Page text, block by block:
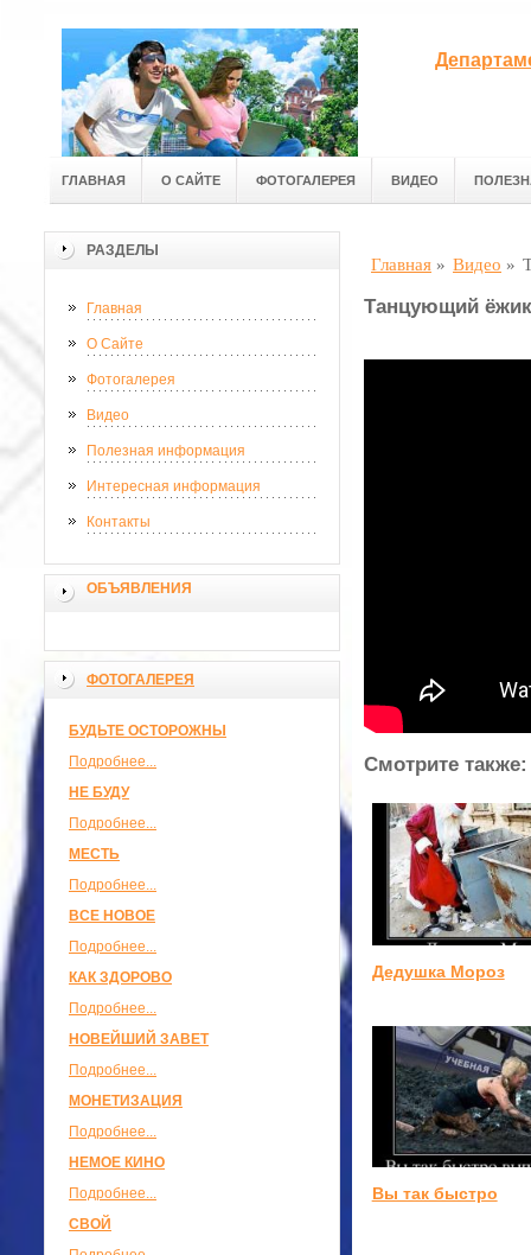
ГЛАВНАЯ О САЙТЕ ФОТОГАЛЕРЕЯ ВИДЕО
РАЗДЕЛЫ
Главная
О Сайте
Фотогалерея
Видео
Полезная информация
Интересная информация
Контакты
ОБЪЯВЛЕНИЯ
ФОТОГАЛЕРЕЯ
БУДЬТЕ ОСТОРОЖНЫ
Подробнее...
НЕ БУДУ
Подробнее...
МЕСТЬ
Подробнее...
ВСЕ НОВОЕ
Подробнее...
КАК ЗДОРОВО
Подробнее...
НОВЕЙШИЙ ЗАВЕТ
Подробнее...
МОНЕТИЗАЦИЯ
Подробнее...
НЕМОЕ КИНО
Подробнее...
СВОЙ
Главная » Видео »
Танцующий ёжик
Смотрите также:
Дедушка Мороз
Вы так быстро